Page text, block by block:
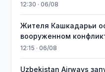
12:30 · 06/08
Жителя Кашкадарьи
вооруженном
12:15 · 06/08
Uzbekistan Airways